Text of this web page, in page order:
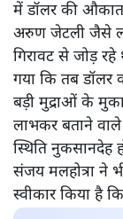
में डॉलर की औकात
अरुण जेटली जैसे
गिरावट से जोड़
गया कि तब डॉलर
बड़ी मुद्राओं के
लाभकर बताने
स्थिति नुकसानदेह
संजय मलहोत्रा ने
स्वीकार किया है